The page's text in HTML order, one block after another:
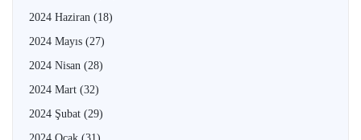
2024 Haziran (18)
2024 Mayıs (27)
2024 Nisan (28)
2024 Mart (32)
2024 Şubat (29)